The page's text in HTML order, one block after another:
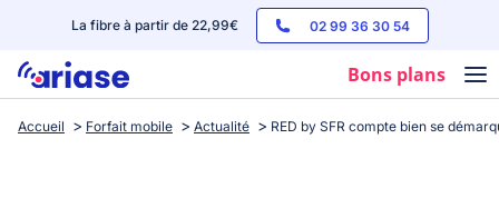
La fibre à partir de 22,99€ 02 99 36 30 54
Bons plans
Box internet
Accueil Forfait mobile Actualité RED by SFR compte bien se